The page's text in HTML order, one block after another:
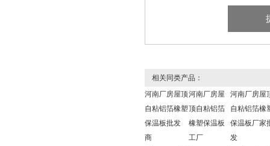
相关同类产品：
河南厂房屋顶
自粘铝箔橡塑
保温板批发
商
河南厂房屋
顶自粘铝箔
橡塑保温板
工厂
河南厂房屋
自粘铝箔橡
保温板厂家
发